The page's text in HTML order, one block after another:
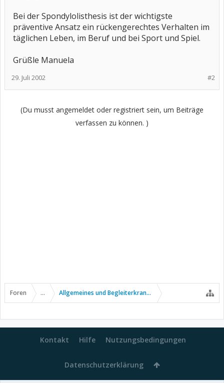
Bei der Spondylolisthesis ist der wichtigste
präventive Ansatz ein rückengerechtes Verhalten im
täglichen Leben, im Beruf und bei Sport und Spiel.
Grüßle Manuela
#2
29. Juli 2002
(Du musst angemeldet oder registriert sein, um Beiträge
verfassen zu können. )
Foren ... Allgemeines und Begleiterkrankungen
Kontakt Hilfe Nutzungsbedingungen
Datenschutzerklärung